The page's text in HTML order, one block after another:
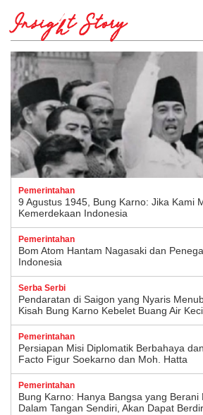
Insight Story
Pemerintahan
9 Agustus 1945, Bung Karno: Jika Kami
Kemerdekaan Indonesia
Pemerintahan
Bom Atom Hantam Nagasaki dan
Indonesia
Serba Serbi
Pendaratan di Saigon yang Nyaris
Kisah Bung Karno Kebelet Buang Air
Pemerintahan
Persiapan Misi Diplomatik Berbahaya
Facto Figur Soekarno dan Moh. Hatta
Pemerintahan
Bung Karno: Hanya Bangsa yang Berani
Dalam Tangan Sendiri, Akan Dapat